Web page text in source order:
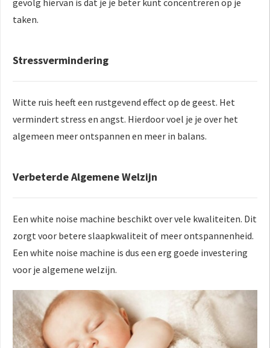
gevolg hiervan is dat je je beter kunt concentreren op je
taken.
Stressvermindering
Witte ruis heeft een rustgevend effect op de geest. Het
vermindert stress en angst. Hierdoor voel je je over het
algemeen meer ontspannen en meer in balans.
Verbeterde Algemene Welzijn
Een white noise machine beschikt over vele kwaliteiten. Dit
zorgt voor betere slaapkwaliteit of meer ontspannenheid.
Een white noise machine is dus een erg goede investering
voor je algemene welzijn.